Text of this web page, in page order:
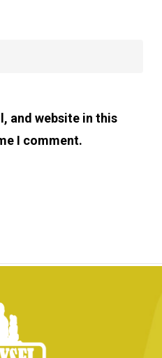
and website in this
I comment.